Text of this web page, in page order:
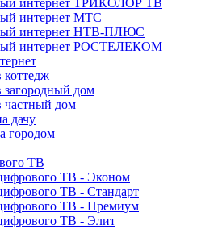
интернет ТРИКОЛОР ТВ
интернет МТС
интернет НТВ-ПЛЮС
интернет РОСТЕЛЕКОМ
коттедж
загородный дом
частный дом
дачу
городом
ТВ
ТВ - Эконом
ТВ - Стандарт
ТВ - Премиум
ТВ - Элит